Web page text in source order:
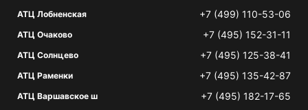
АТЦ Лобненская +7 (499) 110-53-06
АТЦ Очаково +7 (495) 152-31-11
АТЦ Солнцево +7 (495) 125-38-41
АТЦ Раменки +7 (495) 135-42-87
АТЦ Варшавское ш +7 (495) 182-17-65